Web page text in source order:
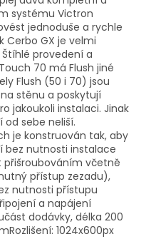
systému Victron
jednoduše a rychle
Cerbo GX je velmi
provedení a
70 má Flush jiné
Flush (50 i 70) jsou
stěnu a poskytují
jakoukoli instalaci. Jinak
od sebe neliší.
je konstruován tak, aby
bez nutnosti instalace
přišroubováním včetně
přístup zezadu),
nutnosti přístupu
a napájení
dodávky, délka 200
1024x600px